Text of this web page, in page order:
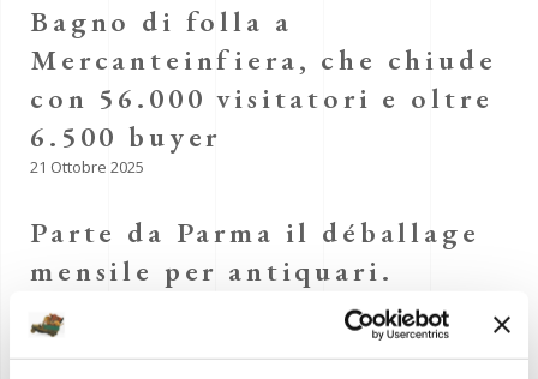
Bagno di folla a
Mercanteinfiera, che chiude
con 56.000 visitatori e oltre
6.500 buyer
21 Ottobre 2025
Parte da Parma il déballage
mensile per antiquari.
Accordo BID – Fiere di
Parma